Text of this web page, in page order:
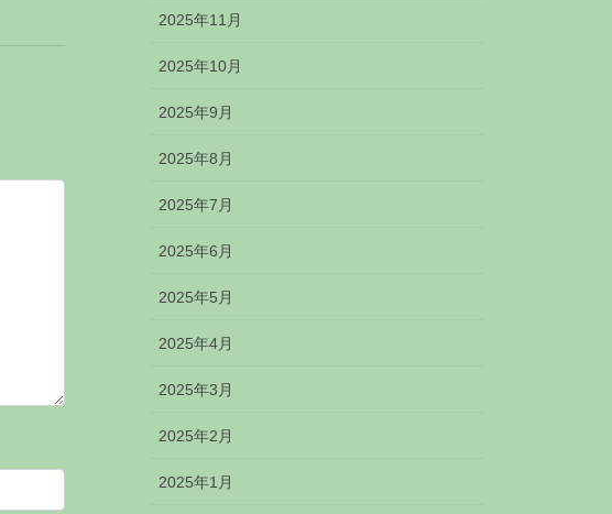
2025年11月
2025年10月
2025年9月
2025年8月
2025年7月
2025年6月
2025年5月
2025年4月
2025年3月
2025年2月
2025年1月